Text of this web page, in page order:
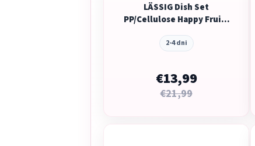
LÄSSIG Dish Set
PP/Cellulose Happy Fruits
2-4 dni
€13,99
€21,99